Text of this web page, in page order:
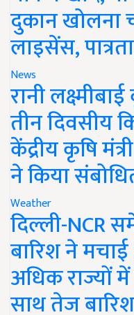
दुकान खोलना
लाइसेंस,
News
रानी
तीन दिवसीय
केंद्रीय कृषि
ने किया
Weather
दिल्ली-NCR
बारिश ने
अधिक राज्यों
साथ तेज